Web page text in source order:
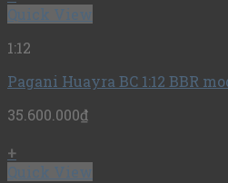
Quick View
1:12
Pagani Huayra BC 1:12 BBR
35.600.000₫
+
Quick View